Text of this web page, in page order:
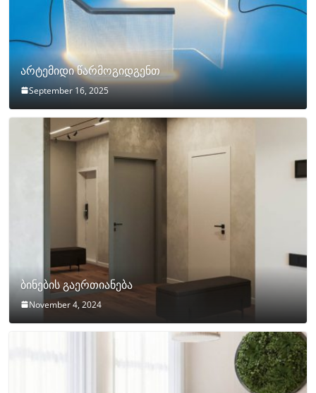
არტემიდი წარმოგიდგენთ
September 16, 2025
ბინების გაერთიანება
November 4, 2024